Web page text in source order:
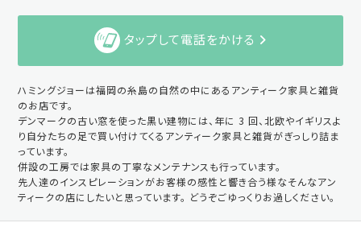
タップして電話をかける
ハミングジョーは福岡の糸島の自然の中にあるアンティーク家具と雑貨
のお店です。
デンマークの古い窓を使った黒い建物には、年に 3 回、北欧やイギリスよ
り自分たちの足で買い付けてくるアンティーク家具と雑貨がぎっしり詰ま
っています。
併設の工房では家具の丁寧なメンテナンスも行っています。
先人達のインスピレーションがお客様の感性と響き合う様なそんなアン
ティークの店にしたいと思っています。 どうぞごゆっくりお過しください。